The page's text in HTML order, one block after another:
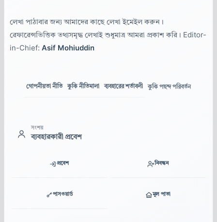
লেখা পাঠাবার জন্য আমাদের কাছে লেখা ইমেইল করুন।
রেফারেন্সভিত্তিক তথ্যসমৃদ্ধ লেখাই শুধুমাত্র আমরা প্রকাশ করি। Editor-
in-Chief: Asif Mohiuddin
গোপনীয়তা নীতি কুকি নীতিমালা ব্যবহারের শর্তাবলী কুকি পছন্দ পরিবর্তন
সংশয়
ব্যবহারকারী প্রবেশ
প্রবেশ নিবন্ধন
পাসওয়ার্ড মূল পাতা